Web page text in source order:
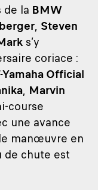
de la BMW
, Steven
s’y
coriace :
Yamaha Official
, Marvin
course
une avance
manœuvre en
de chute est